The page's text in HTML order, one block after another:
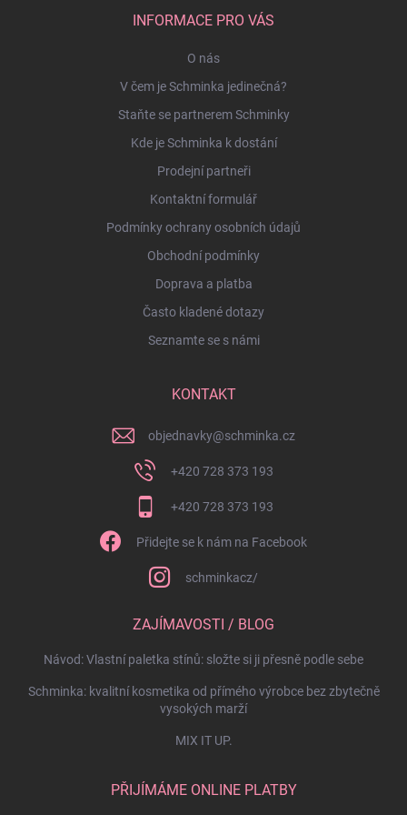
INFORMACE PRO VÁS
O nás
V čem je Schminka jedinečná?
Staňte se partnerem Schminky
Kde je Schminka k dostání
Prodejní partneři
Kontaktní formulář
Podmínky ochrany osobních údajů
Obchodní podmínky
Doprava a platba
Často kladené dotazy
Seznamte se s námi
KONTAKT
objednavky@schminka.cz
+420 728 373 193
+420 728 373 193
Přidejte se k nám na Facebook
schminkacz/
ZAJÍMAVOSTI / BLOG
Návod: Vlastní paletka stínů: složte si ji přesně podle sebe
Schminka: kvalitní kosmetika od přímého výrobce bez zbytečně
vysokých marží
MIX IT UP.
PŘIJÍMÁME ONLINE PLATBY